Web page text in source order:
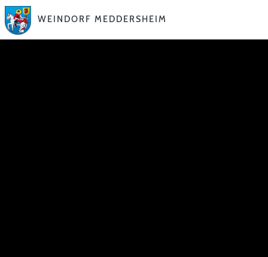
WEINDORF MEDDERSHEIM